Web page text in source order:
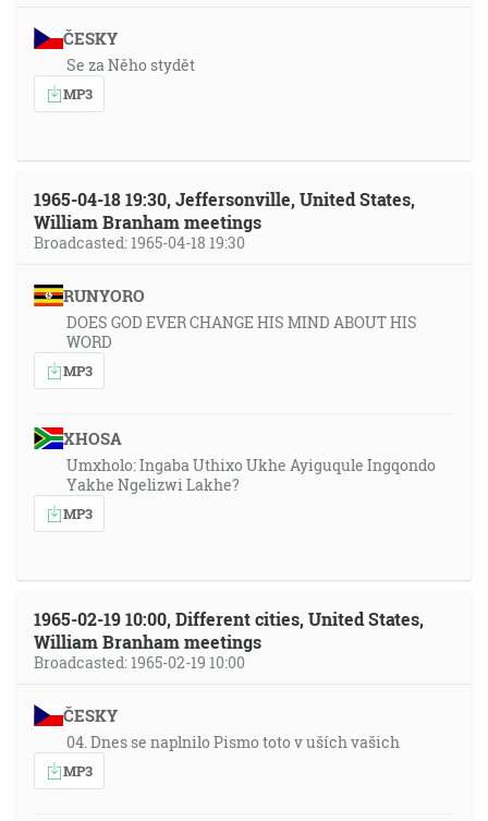
ČESKY
Se za Něho stydět
MP3
1965-04-18 19:30, Jeffersonville, United States,
William Branham meetings
Broadcasted: 1965-04-18 19:30
RUNYORO
DOES GOD EVER CHANGE HIS MIND ABOUT HIS
WORD
MP3
XHOSA
Umxholo: Ingaba Uthixo Ukhe Ayiguqule Ingqondo
Yakhe Ngelizwi Lakhe?
MP3
1965-02-19 10:00, Different cities, United States,
William Branham meetings
Broadcasted: 1965-02-19 10:00
ČESKY
04. Dnes se naplnilo Pismo toto v uších vašich
MP3